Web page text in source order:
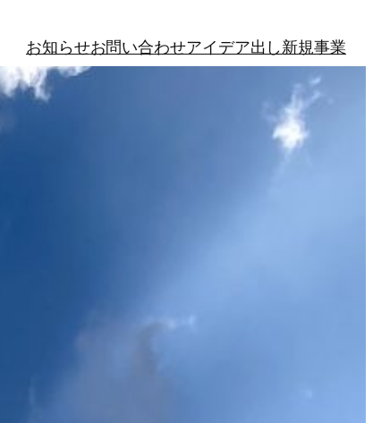
お知らせお問い合わせアイデア出し新規事業